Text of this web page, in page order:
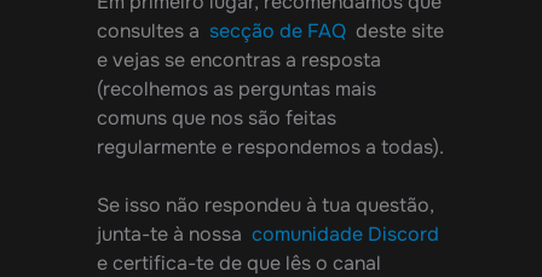
consultes a secção de FAQ deste site
e vejas se encontras a resposta
(recolhemos as perguntas mais
comuns que nos são feitas
regularmente e respondemos a todas).
Se isso não respondeu à tua questão,
junta-te à nossa comunidade Discord
e certifica-te de que lês o canal